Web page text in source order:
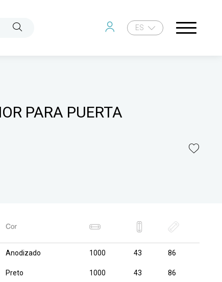
ES
PARA PUERTA
Anodizado 1000 43 86
Preto 1000 43 86